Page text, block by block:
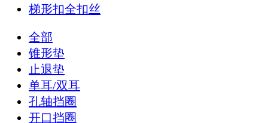
梯形扣全扣丝
全部
锥形垫
止退垫
单耳/双耳
孔轴挡圈
开口挡圈